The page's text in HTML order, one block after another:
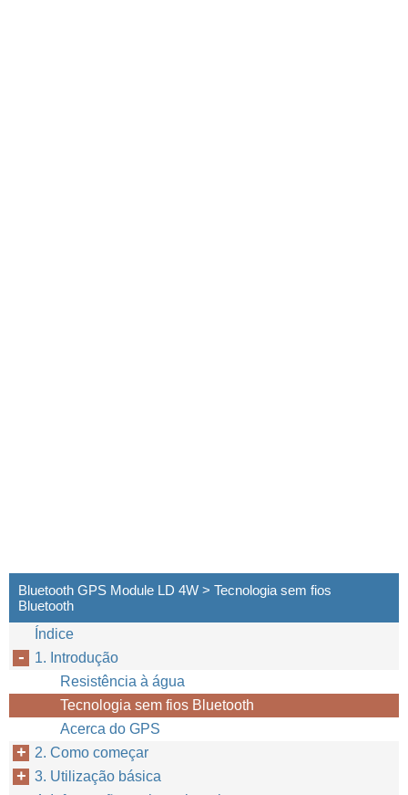
Bluetooth GPS Module LD 4W > Tecnologia sem fios
Bluetooth
Índice
1. Introdução
Resistência à água
Tecnologia sem fios Bluetooth
Acerca do GPS
2. Como começar
3. Utilização básica